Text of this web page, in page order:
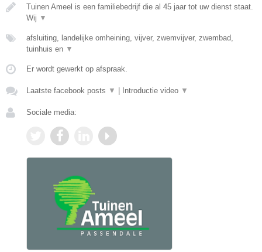
Tuinen Ameel is een familiebedrijf die al 45 jaar tot uw dienst staat.
Wij ▼
afsluiting, landelijke omheining, vijver, zwemvijver, zwembad,
tuinhuis en ▼
Er wordt gewerkt op afspraak.
Laatste facebook posts ▼ Introductie video ▼
Sociale media: